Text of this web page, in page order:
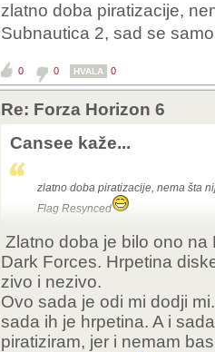
Koliko sam procitao jos jucer, i
zlatno doba piratizacije,
Subnautica 2, sad se
0 0 HVALA 0
Re: Forza Horizon 6
Cansee kaže...
zlatno doba piratizacije, nema šta
Flag Resynced
Zlatno doba je bilo ono
Dark Forces. Hrpetina
zivo i nezivo.
Ovo sada je odi mi dodji
sada ih je hrpetina. A i
piratiziram, jer i nemam